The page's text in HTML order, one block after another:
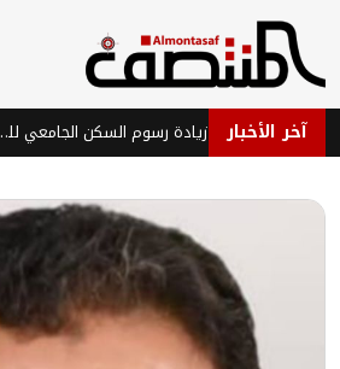
آخر الأخبار رئيس جامعة تعز يلغي زيادة رسوم السكن الجامعي للطالبات